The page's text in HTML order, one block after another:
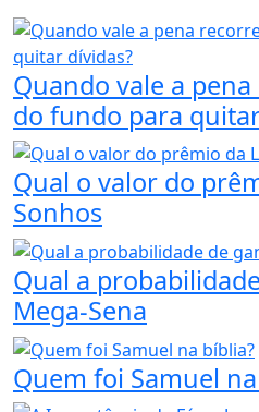
Quando vale a
do fundo para
Qual o valor do
Sonhos
Qual a
Mega-Sena
Quem foi Samuel